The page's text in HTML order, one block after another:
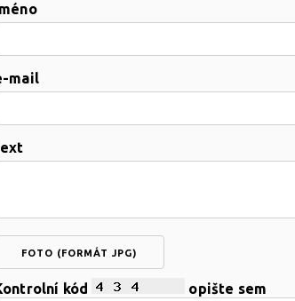
mail
FOTO (FORMÁT JPG)
kód opište sem